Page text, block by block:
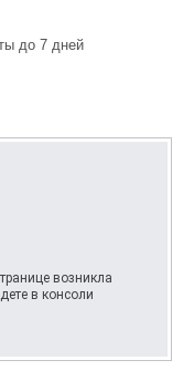
до 7 дней
возникла
в консоли